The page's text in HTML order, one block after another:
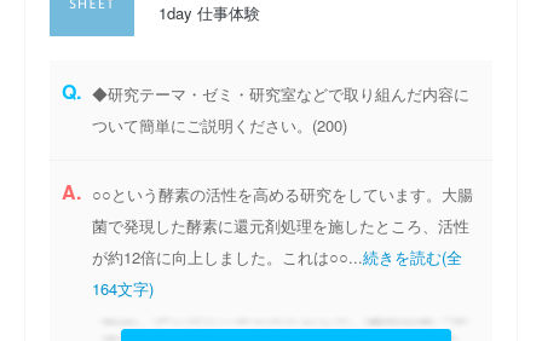
1day 仕事体験
Q. ◆研究テーマ・ゼミ・研究室などで取り組んだ内容に
ついて簡単にご説明ください。(200)
A. ○○という酵素の活性を高める研究をしています。大腸
菌で発現した酵素に還元剤処理を施したところ、活性
が約12倍に向上しました。これは○○...続きを読む(全
164文字)